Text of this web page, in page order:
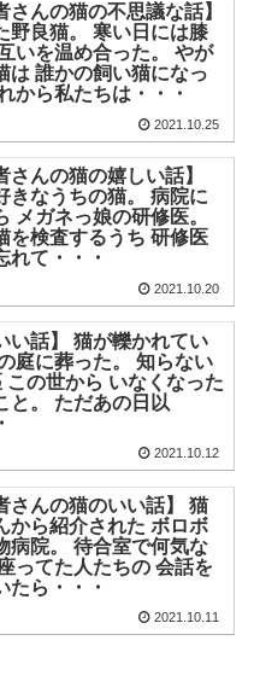
さんの猫の不思議な話】
野良猫。 寒い日には膝
いを温め合った。 やが
は 誰かの飼い猫になっ
から私たちは・・・
2021.10.25
さんの猫の嬉しい話】
きなうちの猫。 病院に
メガネっ娘の研修医。
を検査するうち 研修医
れて・・・
2021.10.20
い話】 猫が轢かれてい
庭に葬った。 知らない
この世から いなくなった
と。 ただあの日以
2021.10.12
さんの猫のいい話】 猫
から紹介された ボロボ
病院。 待合室で何気な
ってた人たちの 会話を
たら・・・
2021.10.11